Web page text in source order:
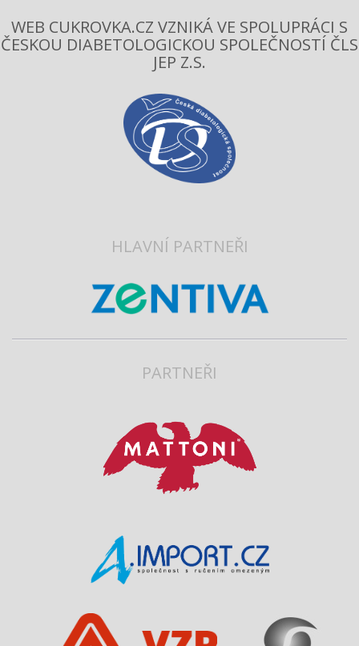
WEB CUKROVKA.CZ VZNIKÁ VE SPOLUPRÁCI S
ČESKOU DIABETOLOGICKOU SPOLEČNOSTÍ ČLS
JEP Z.S.
HLAVNÍ PARTNEŘI
PARTNEŘI